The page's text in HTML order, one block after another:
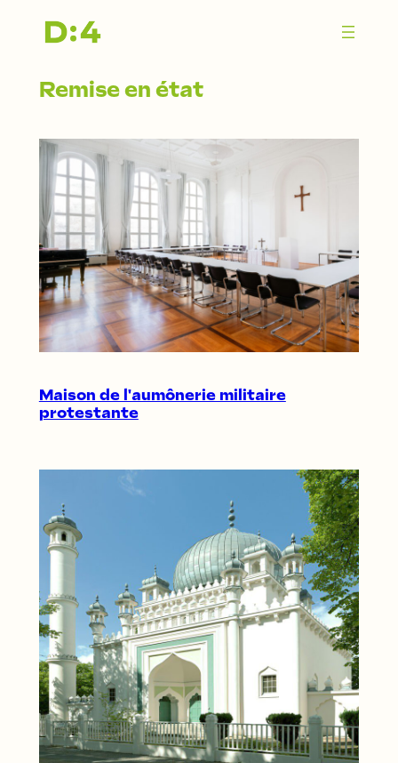
Remise en état
Maison de l'aumônerie militaire
protestante